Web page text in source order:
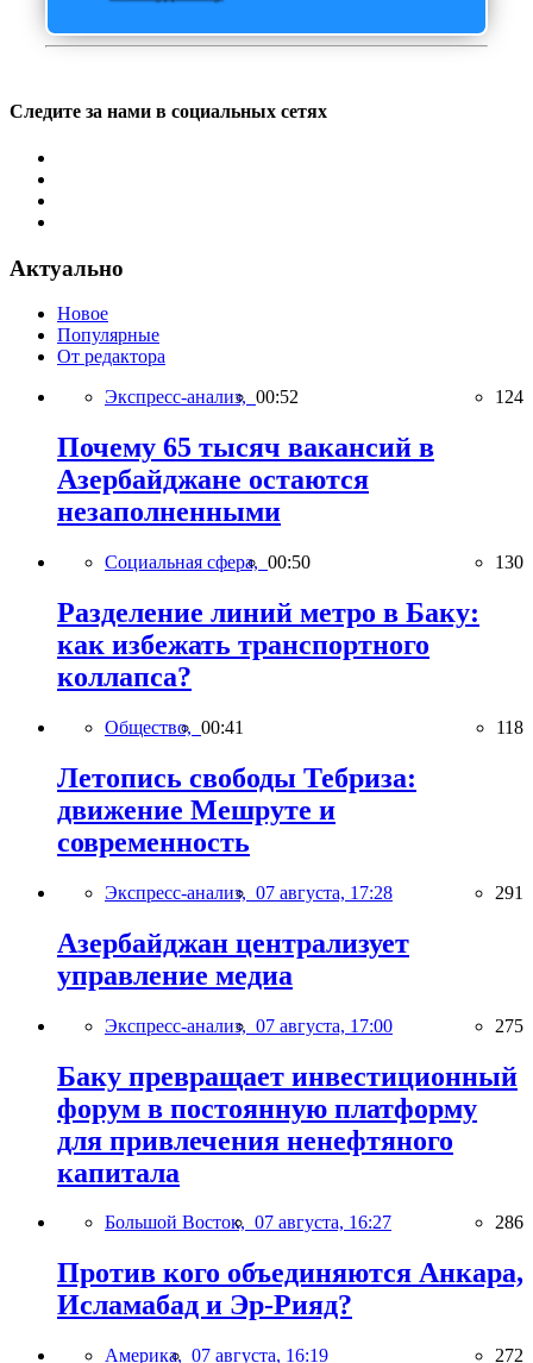
Следите за нами в социальных сетях
Актуально
Новое
Популярные
От редактора
Экспресс-анализ, 00:52 124
Почему 65 тысяч вакансий в
Азербайджане остаются
незаполненными
Социальная сфера, 00:50 130
Разделение линий метро в Баку:
как избежать транспортного
коллапса?
Общество, 00:41 118
Летопись свободы Тебриза:
движение Мешруте и
современность
Экспресс-анализ, 07 августа, 17:28 291
Азербайджан централизует
управление медиа
Экспресс-анализ, 07 августа, 17:00 275
Баку превращает инвестиционный
форум в постоянную платформу
для привлечения ненефтяного
капитала
Большой Восток, 07 августа, 16:27 286
Против кого объединяются Анкара,
Исламабад и Эр-Рияд?
Америка, 07 августа, 16:19 272